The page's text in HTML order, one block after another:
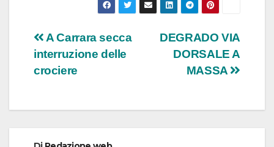
Navigazione
articoli
DEGRADO VIA
DORSALE A
MASSA
A Carrara secca
interruzione delle
crociere